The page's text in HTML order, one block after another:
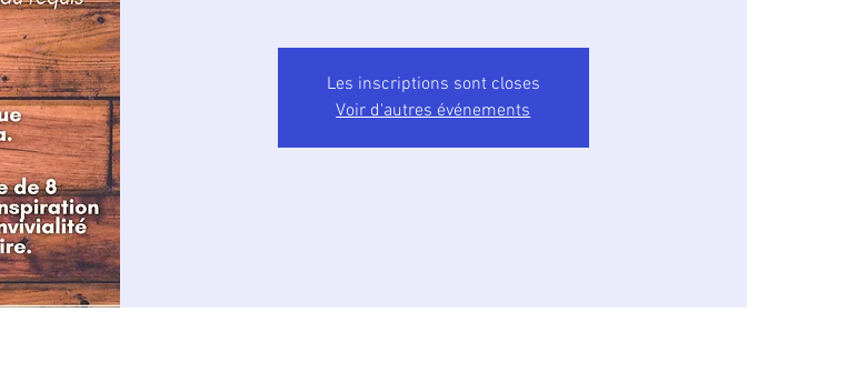
Les inscriptions sont closes
Voir d'autres événements